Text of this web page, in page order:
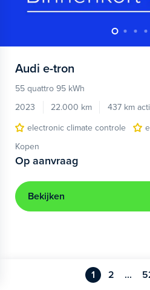
Audi e-tron
55 quattro 95 kWh
2023
22.000 km 437 km
electronic climate controle
Kopen
Op aanvraag
Bekijken
1 2 ...